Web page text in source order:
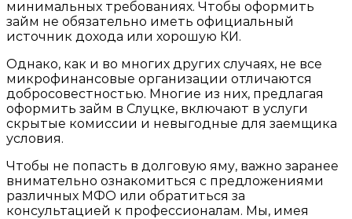
минимальных требованиях. Чтобы оформить
займ не обязательно иметь официальный
источник дохода или хорошую КИ.
Однако, как и во многих других случаях, не все
микрофинансовые организации отличаются
добросовестностью. Многие из них, предлагая
оформить займ в Слуцке, включают в услуги
скрытые комиссии и невыгодные для заемщика
условия.
Чтобы не попасть в долговую яму, важно заранее
внимательно ознакомиться с предложениями
различных МФО или обратиться за
консультацией к профессионалам. Мы, имея